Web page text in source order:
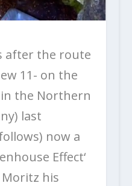
after the route
11- on the
in the Northern
last
now a
Effect‘
Moritz his